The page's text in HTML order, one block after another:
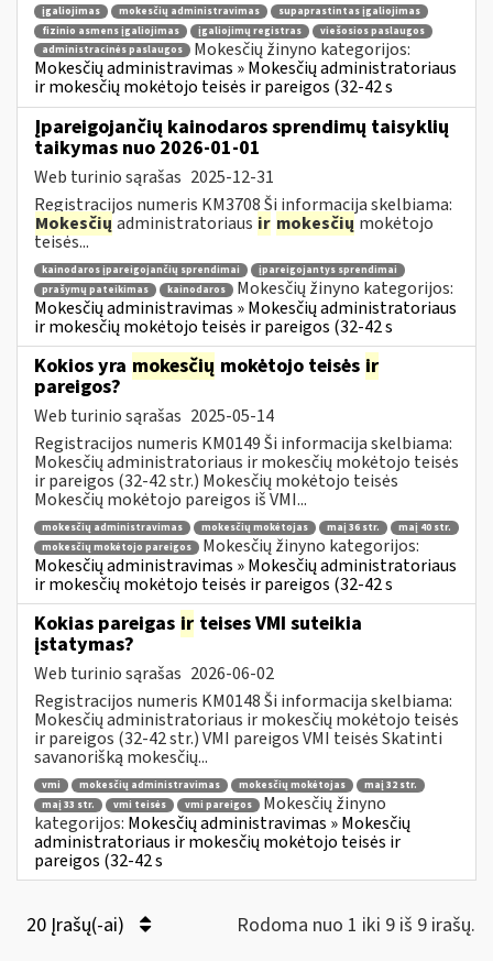
įgaliojimas mokesčių administravimas
supaprastintas įgaliojimas
fizinio asmens įgaliojimas
įgaliojimų registras
viešosios paslaugos
administracinės paslaugos
Mokesčių žinyno kategorijos:
Mokesčių administravimas » Mokesčių administratoriaus
ir mokesčių mokėtojo teisės ir pareigos (32-42 s
Įpareigojančių kainodaros sprendimų taisyklių
taikymas nuo 2026-01-01
Web turinio sąrašas 2025-12-31
Registracijos numeris KM3708 Ši informacija skelbiama:
Mokesčių administratoriaus ir mokesčių mokėtojo
teisės...
kainodaros įpareigojančių sprendimai
įpareigojantys sprendimai
prašymų pateikimas
kainodaros
Mokesčių žinyno kategorijos:
Mokesčių administravimas » Mokesčių administratoriaus
ir mokesčių mokėtojo teisės ir pareigos (32-42 s
Kokios yra mokesčių mokėtojo teisės ir
pareigos?
Web turinio sąrašas 2025-05-14
Registracijos numeris KM0149 Ši informacija skelbiama:
Mokesčių administratoriaus ir mokesčių mokėtojo teisės
ir pareigos (32-42 str.) Mokesčių mokėtojo teisės
Mokesčių mokėtojo pareigos iš VMI...
mokesčių administravimas mokesčių mokėtojas maį 36 str.
maį 40 str.
mokesčių mokėtojo pareigos
Mokesčių žinyno kategorijos:
Mokesčių administravimas » Mokesčių administratoriaus
ir mokesčių mokėtojo teisės ir pareigos (32-42 s
Kokias pareigas ir teises VMI suteikia
įstatymas?
Web turinio sąrašas 2026-06-02
Registracijos numeris KM0148 Ši informacija skelbiama:
Mokesčių administratoriaus ir mokesčių mokėtojo teisės
ir pareigos (32-42 str.) VMI pareigos VMI teisės Skatinti
savanorišką mokesčių...
vmi mokesčių administravimas mokesčių mokėtojas
maį 32 str.
maį 33 str.
vmi teisės vmi pareigos
Mokesčių žinyno
kategorijos: Mokesčių administravimas » Mokesčių
administratoriaus ir mokesčių mokėtojo teisės ir
pareigos (32-42 s
20 Įrašų(-ai) Rodoma nuo 1 iki 9 iš 9 irašų.